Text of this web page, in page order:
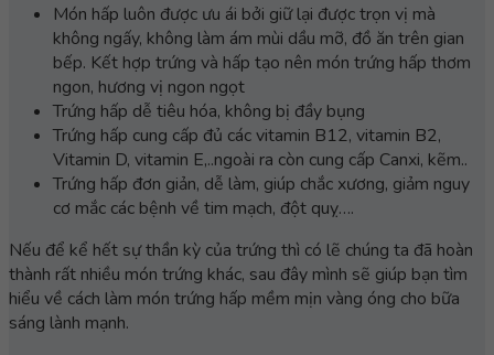
Món hấp luôn được ưu ái bởi giữ lại được trọn vị mà
không ngấy, không làm ám mùi dầu mỡ, đồ ăn trên gian
bếp. Kết hợp trứng và hấp tạo nên món trứng hấp thơm
ngon, hương vị ngon ngọt
Trứng hấp dễ tiêu hóa, không bị đầy bụng
Trứng hấp cung cấp đủ các vitamin B12, vitamin B2,
Vitamin D, vitamin E,..ngoài ra còn cung cấp Canxi, kẽm..
Trứng hấp đơn giản, dễ làm, giúp chắc xương, giảm nguy
cơ mắc các bệnh về tim mạch, đột quỵ….
Nếu để kể hết sự thần kỳ của trứng thì có lẽ chúng ta đã hoàn
thành rất nhiều món trứng khác, sau đây mình sẽ giúp bạn tìm
hiểu về cách làm món trứng hấp mềm mịn vàng óng cho bữa
sáng lành mạnh.